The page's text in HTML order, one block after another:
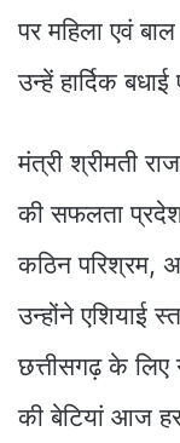
पर महिला एवं
उन्हें हार्दिक
मंत्री श्रीमती
की सफलता प्रदेश
कठिन परिश्रम,
उन्होंने एशियाई
छत्तीसगढ़ के लिए
की बेटियां आज